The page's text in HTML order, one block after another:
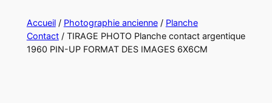
Accueil/ Photographie ancienne/ Planche
Contact/ TIRAGE PHOTO Planche contact argentique
1960 PIN-UP FORMAT DES IMAGES 6X6CM